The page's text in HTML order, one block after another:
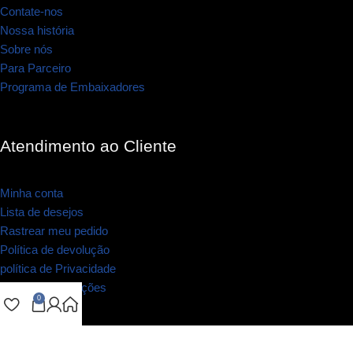
Contate-nos
Nossa história
Sobre nós
Para Parceiro
Programa de Embaixadores
Atendimento ao Cliente
Minha conta
Lista de desejos
Rastrear meu pedido
Política de devolução
política de Privacidade
Termos e Condições
0